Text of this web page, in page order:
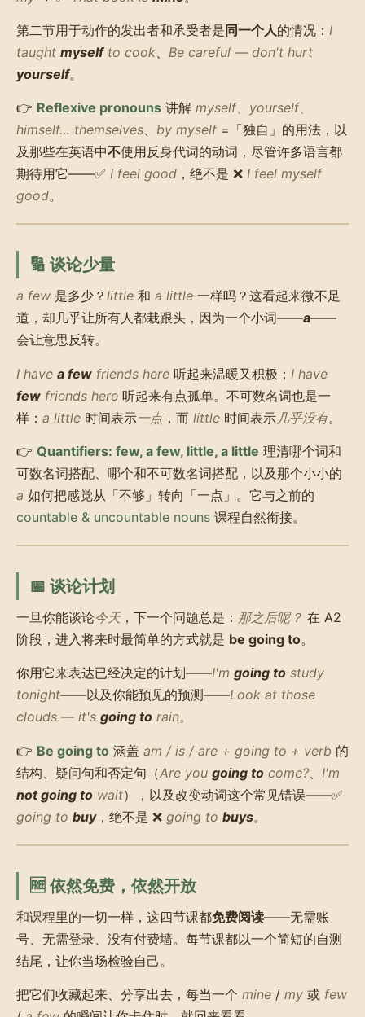
第二节用于动作的发出者和承受者是同一个人的情况： I
taught myselfto cook
Be careful — don't hurt
yourself。
👉 Reflexive pronouns 讲解 myself、yourself、
himself… themselves、 by myself=「独自」的用法，以
及那些在英语中不使用反身代词的动词，尽管许多语言都
期待用它——✅ I feel good ，绝不是 ❌ I feel myself
good。
🔢 谈论少量
a few 是多少？ little 和 a little 一样吗？这看起来微不足
道，却几乎让所有人都栽跟头，因为一个小词——a——
会让意思反转。
I have a few friends here 听起来温暖又积极； I have
few friends here 听起来有点孤单。不可数名词也是一
样： a little 时间表示一点，而 little 时间表示 几乎没有。
👉 Quantifiers: few, a few, little, a little 理清哪个词和
可数名词搭配、哪个和不可数名词搭配，以及那个小小的
a 如何把感觉从「不够」转向「一点」。它与之前的
countable & uncountable nouns 课程自然衔接。
📅 谈论计划
一旦你能谈论今天，下一个问题总是： 那之后呢？ 在 A2
阶段，进入将来时最简单的方式就是 be going to。
你用它来表达已经决定的计划——I'm going to study
tonight——以及你能预见的预测——Look at those
clouds — it's going to rain。
👉 Be going to 涵盖 am / is / are + going to + verb 的
结构、疑问句和否定句（Are you going to come?
I'm
not going to wait），以及改变动词这个常见错误——✅
going to buy，绝不是 ❌ going to buys。
🆓 依然免费，依然开放
和课程里的一切一样，这四节课都免费阅读——无需账
号、无需登录、没有付费墙。每节课都以一个简短的自测
结尾，让你当场检验自己。
把它们收藏起来、分享出去，每当一个 mine / my 或 few